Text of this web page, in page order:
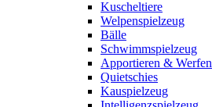
Kuscheltiere
Welpenspielzeug
Bälle
Schwimmspielzeug
Apportieren & Werfen
Quietschies
Kauspielzeug